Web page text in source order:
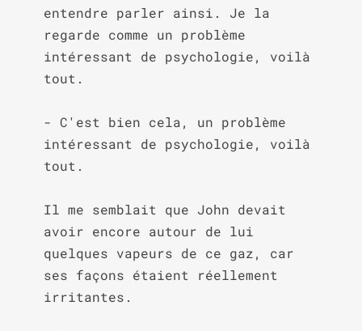
entendre parler ainsi. Je la
regarde comme un problème
intéressant de psychologie, voilà
tout.
- C'est bien cela, un problème
intéressant de psychologie, voilà
tout.
Il me semblait que John devait
avoir encore autour de lui
quelques vapeurs de ce gaz, car
ses façons étaient réellement
irritantes.